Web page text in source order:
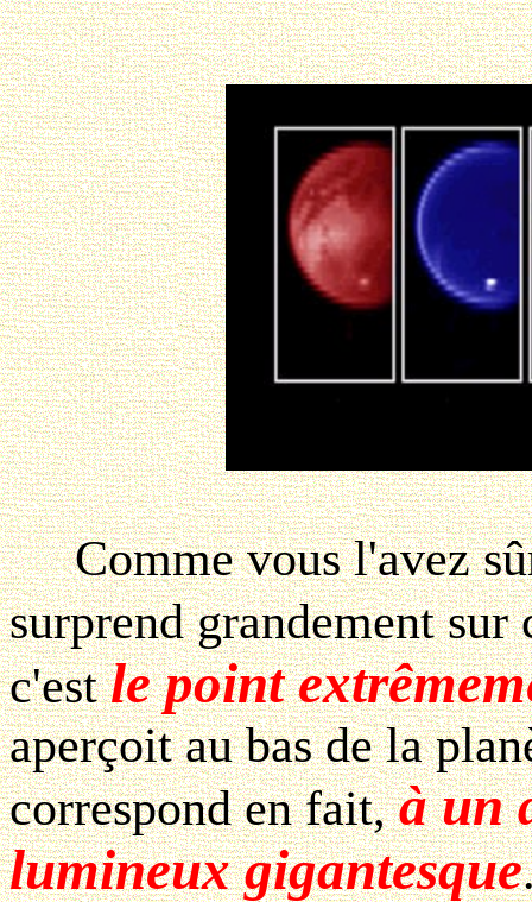
Comme vous l'avez
surprend grandement
c'estle point
aperçoit au bas de la
correspond en fait,à un
lumineux gigantesque